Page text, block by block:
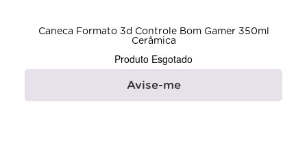
Caneca Formato 3d Controle Bom Gamer 350ml
Cerâmica
Produto Esgotado
Avise-me